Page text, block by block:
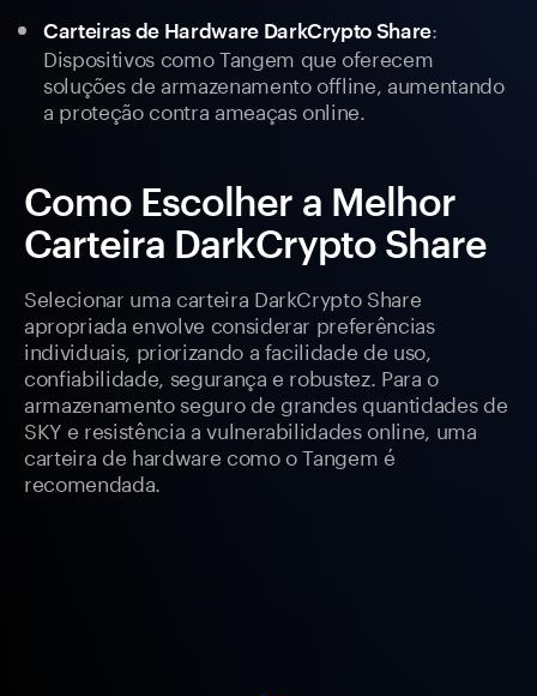
Carteiras de Hardware DarkCrypto Share:
Dispositivos como Tangem que oferecem
soluções de armazenamento offline, aumentando
a proteção contra ameaças online.
Como Escolher a Melhor
Carteira DarkCrypto Share
Selecionar uma carteira DarkCrypto Share
apropriada envolve considerar preferências
individuais, priorizando a facilidade de uso,
confiabilidade, segurança e robustez. Para o
armazenamento seguro de grandes quantidades de
SKY e resistência a vulnerabilidades online, uma
carteira de hardware como o Tangem é
recomendada.